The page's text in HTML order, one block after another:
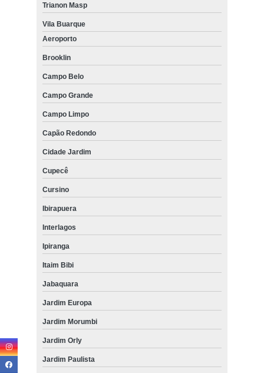
Trianon Masp
Vila Buarque
Aeroporto
Brooklin
Campo Belo
Campo Grande
Campo Limpo
Capão Redondo
Cidade Jardim
Cupecê
Cursino
Ibirapuera
Interlagos
Ipiranga
Itaim Bibi
Jabaquara
Jardim Europa
Jardim Morumbi
Jardim Orly
Jardim Paulista